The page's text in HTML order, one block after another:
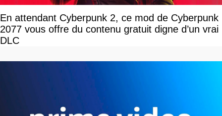
En attendant Cyberpunk 2, ce mod de Cyberpunk
2077 vous offre du contenu gratuit digne d’un vrai
DLC